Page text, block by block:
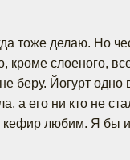
тоже делаю. Но
кроме слоеного,
беру. Йогурт
а его ни кто не
любим. Я бы и